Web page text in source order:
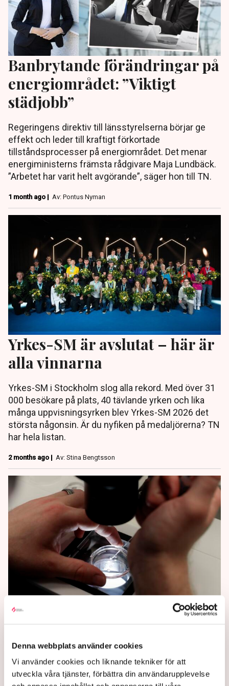
Denna webbplats använder cookies
Vi använder cookies och liknande tekniker för att
utveckla våra tjänster, förbättra din användarupplevelse
Banbrytande förändringar på
energiområdet: ”Viktigt
städjobb”
Regeringens direktiv till länsstyrelserna börjar ge
effekt och leder till kraftigt förkortade
tillståndsprocesser på energiområdet. Det menar
energiministerns främsta rådgivare Maja Lundbäck.
”Arbetet har varit helt avgörande”, säger hon till TN.
1 month ago | Av: Pontus Nyman
Yrkes-SM är avslutat – här är
alla vinnarna
Yrkes-SM i Stockholm slog alla rekord. Med över 31
000 besökare på plats, 40 tävlande yrken och lika
många uppvisningsyrken blev Yrkes-SM 2026 det
största någonsin. Är du nyfiken på medaljörerna? TN
har hela listan.
2 months ago | Av: Stina Bengtsson
”Öppna upp för fler
vårdgivare inom
fertilitetsvården”
Det är dags att släppa in privata vårdgivare i
fertilitetsvården, skriver centerpartisterna Aida